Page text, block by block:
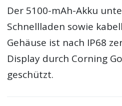
Der 5100-mAh-Akku
Schnellladen sowie
Gehäuse ist nach IP68
Display durch Corning
geschützt.